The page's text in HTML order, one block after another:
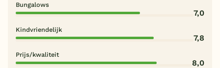
Bungalows
7,0
Kindvriendelijk
7,8
Prijs/kwaliteit
8,0